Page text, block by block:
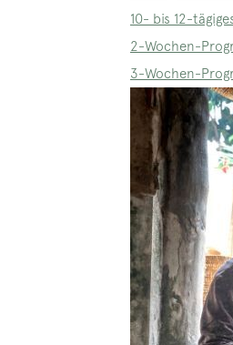
10- bis 12-
2-Wochen-
3-Wochen-